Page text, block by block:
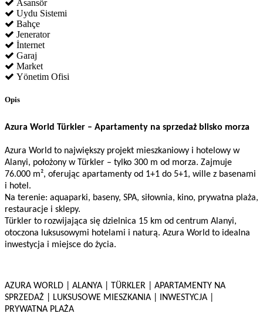
Asansör
Uydu Sistemi
Bahçe
Jenerator
İnternet
Garaj
Market
Yönetim Ofisi
Opis
Azura World Türkler – Apartamenty na sprzedaż blisko morza
Azura World to największy projekt mieszkaniowy i hotelowy w
Alanyi, położony w Türkler – tylko 300 m od morza. Zajmuje
76.000 m², oferując apartamenty od 1+1 do 5+1, wille z basenami
i hotel.
Na terenie: aquaparki, baseny, SPA, siłownia, kino, prywatna plaża,
restauracje i sklepy.
Türkler to rozwijająca się dzielnica 15 km od centrum Alanyi,
otoczona luksusowymi hotelami i naturą. Azura World to idealna
inwestycja i miejsce do życia.
AZURA WORLD | ALANYA | TÜRKLER | APARTAMENTY NA
SPRZEDAŻ | LUKSUSOWE MIESZKANIA | INWESTYCJA |
PRYWATNA PLAŻA